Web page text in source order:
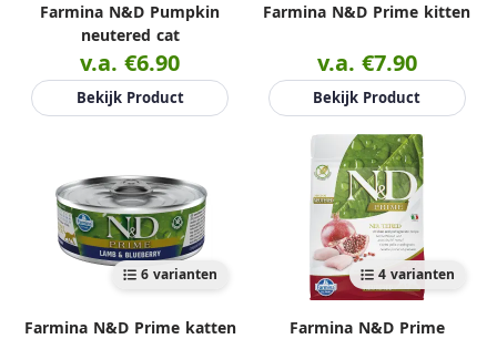
Farmina N&D Pumpkin
neutered cat
v.a. €6.90
Bekijk Product
Farmina N&D Prime kitten
v.a. €7.90
Bekijk Product
6 varianten
Farmina N&D Prime katten
4 varianten
Farmina N&D Prime